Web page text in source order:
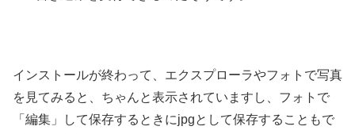
インストールが終わって、エクスプローラやフォトで写真
を見てみると、ちゃんと表示されていますし、フォトで
「編集」して保存するときにjpgとして保存することもで